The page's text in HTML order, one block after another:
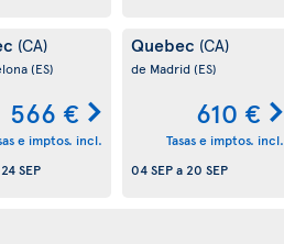
(CA)
(ES)
566 €
e imptos. incl.
24 SEP
Quebec (CA)
de Madrid(ES)
610 €
Tasas e imptos. incl.
04 SEPa20 SEP